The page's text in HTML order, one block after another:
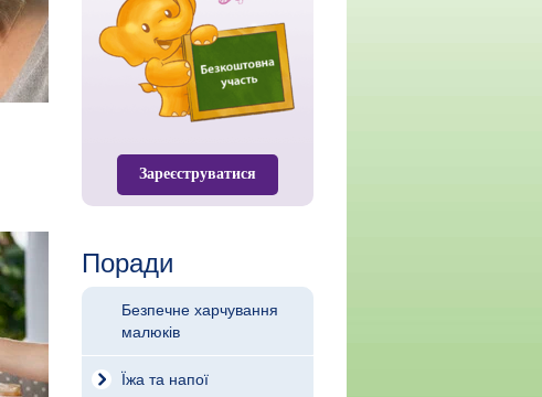
Зареєструватися
Поради
Безпечне харчування
малюків
Їжа та напої